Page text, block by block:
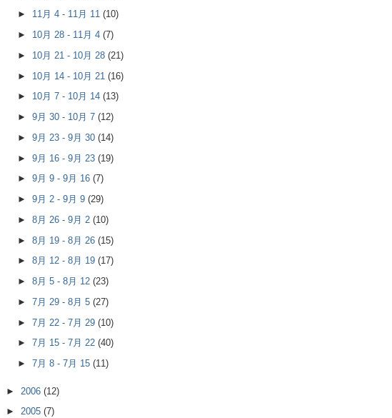
► 11月 4 - 11月 11 (10)
► 10月 28 - 11月 4 (7)
► 10月 21 - 10月 28 (21)
► 10月 14 - 10月 21 (16)
► 10月 7 - 10月 14 (13)
► 9月 30 - 10月 7 (12)
► 9月 23 - 9月 30 (14)
► 9月 16 - 9月 23 (19)
► 9月 9 - 9月 16 (7)
► 9月 2 - 9月 9 (29)
► 8月 26 - 9月 2 (10)
► 8月 19 - 8月 26 (15)
► 8月 12 - 8月 19 (17)
► 8月 5 - 8月 12 (23)
► 7月 29 - 8月 5 (27)
► 7月 22 - 7月 29 (10)
► 7月 15 - 7月 22 (40)
► 7月 8 - 7月 15 (11)
► 2006 (12)
► 2005 (7)